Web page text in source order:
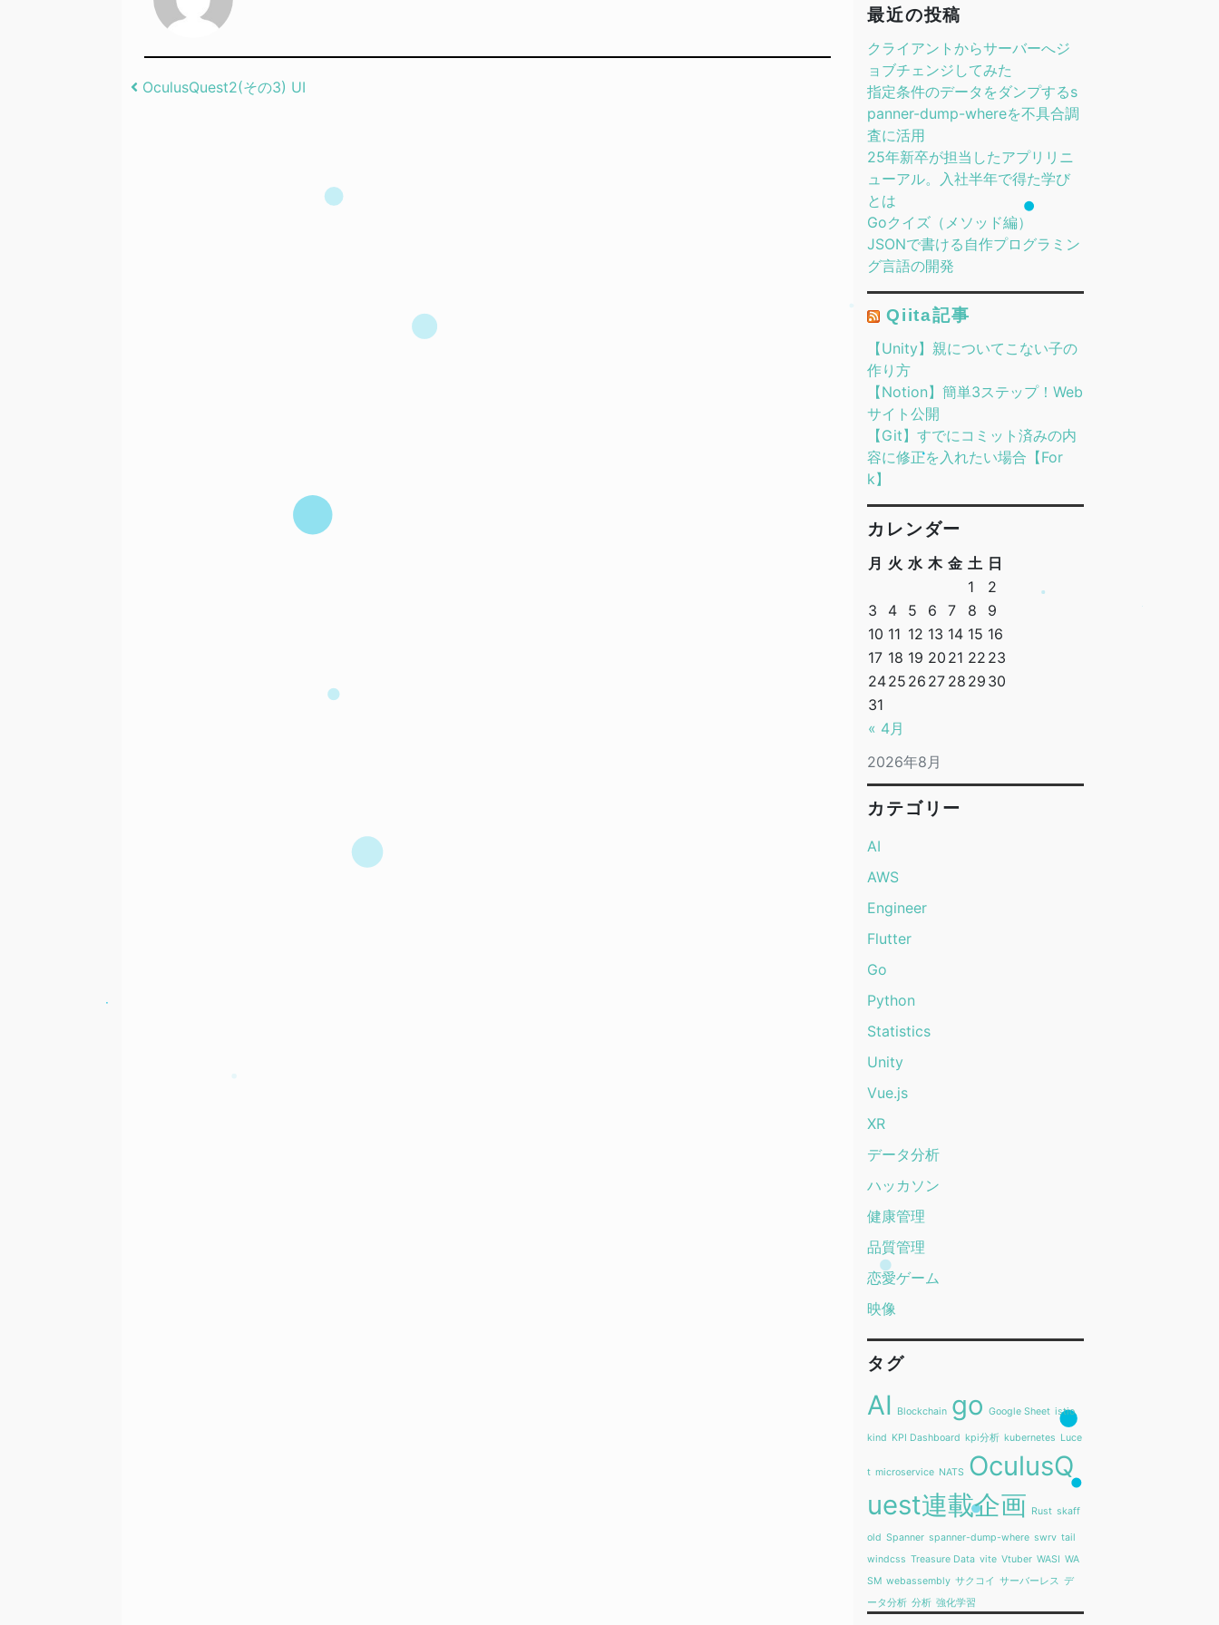
Post navigation
OculusQuest2(その3) UI
最近の投稿
クライアントからサーバーへジ
ョブチェンジしてみた
指定条件のデータをダンプするs
panner-dump-whereを不具合調
査に活用
25年新卒が担当したアプリリニ
ューアル。入社半年で得た学び
とは
Goクイズ（メソッド編）
JSONで書ける自作プログラミン
グ言語の開発
Qiita記事
【Unity】親についてこない子の
作り方
【Notion】簡単3ステップ！Web
サイト公開
【Git】すでにコミット済みの内
容に修正を入れたい場合【For
k】
カレンダー
2026年8月
月 火 水 木 金 土 日
« 4月
1
2
3
4 5 6 7 8
9
10 11 12 13 14 15 16
17 18 19 20 21 22 23
2425 26 27 28 29 30
31
カテゴリー
AI
AWS
Engineer
Flutter
Go
Python
Statistics
Unity
Vue.js
XR
データ分析
ハッカソン
健康管理
品質管理
恋愛ゲーム
映像
タグ
AI Blockchain go Google Sheet istio
kind KPI Dashboard kpi分析 kubernetes Luce
t microservice NATS OculusQ
uest連載企画 Rust skaff
old Spanner spanner-dump-where swrv tail
windcss Treasure Data vite Vtuber WASI WA
SM webassembly サクコイ サーバーレス デ
ータ分析 分析 強化学習